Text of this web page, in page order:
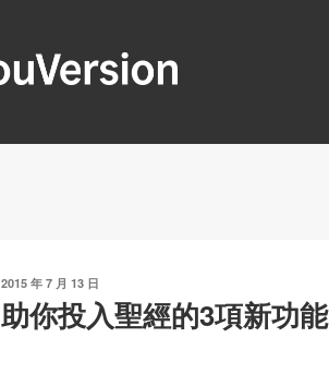
發
表
於
2015 年 7 月 13 日
助你投入聖經的3項新功能